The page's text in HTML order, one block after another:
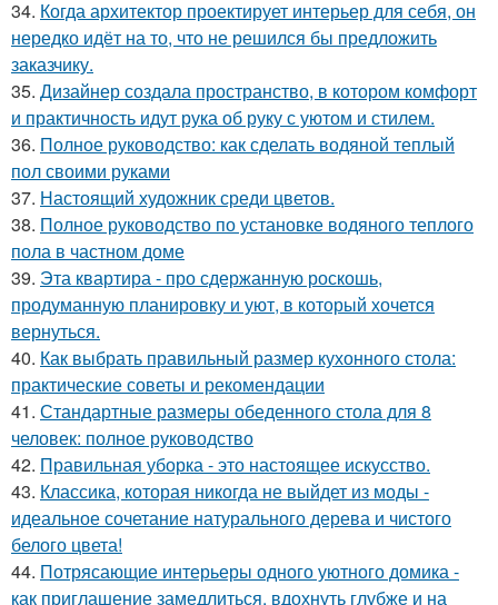
34. Когда архитектор проектирует интерьер для себя, он
нередко идёт на то, что не решился бы предложить
заказчику.
35. Дизайнер создала пространство, в котором комфорт
и практичность идут рука об руку с уютом и стилем.
36. Полное руководство: как сделать водяной теплый
пол своими руками
37. Настоящий художник среди цветов.
38. Полное руководство по установке водяного теплого
пола в частном доме
39. Эта квартира - про сдержанную роскошь,
продуманную планировку и уют, в который хочется
вернуться.
40. Как выбрать правильный размер кухонного стола:
практические советы и рекомендации
41. Стандартные размеры обеденного стола для 8
человек: полное руководство
42. Правильная уборка - это настоящее искусство.
43. Классика, которая никогда не выйдет из моды -
идеальное сочетание натурального дерева и чистого
белого цвета!
44. Потрясающие интерьеры одного уютного домика -
как приглашение замедлиться, вдохнуть глубже и на